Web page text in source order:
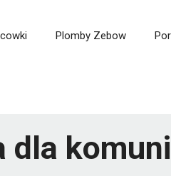
Plomby Zebow
dla